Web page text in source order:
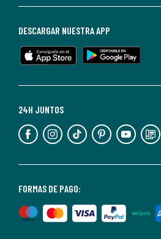
de
en
de
FORMAS DE PAGO:
24H JUNTOS
DESCARGAR NUESTRA APP